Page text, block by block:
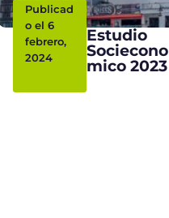
Publicad
o el 6
febrero,
2024
Estudio
Sociecono
mico 2023